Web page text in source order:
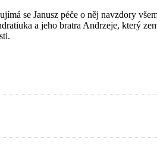
se Janusz péče o něj navzdory
a jeho bratra Andrzeje, který